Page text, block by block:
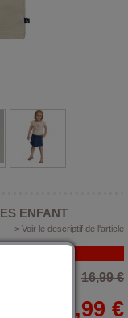
ENFANT
> Voir le descriptif de l'article
16,99 €
9,99 €